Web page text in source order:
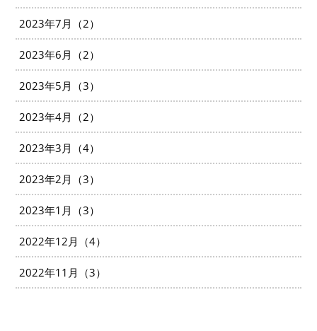
2023年7月（2）
2023年6月（2）
2023年5月（3）
2023年4月（2）
2023年3月（4）
2023年2月（3）
2023年1月（3）
2022年12月（4）
2022年11月（3）